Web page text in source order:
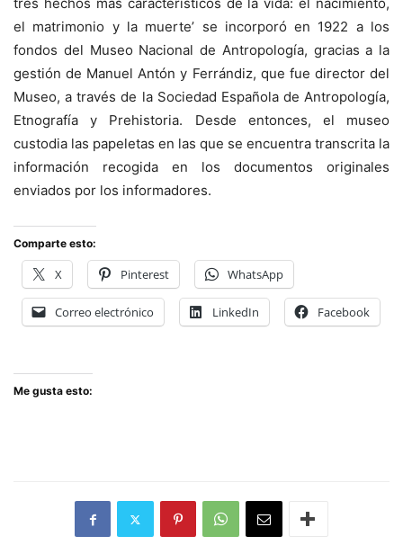
el matrimonio y la muerte’ se incorporó en 1922 a los
fondos del Museo Nacional de Antropología, gracias a la
gestión de Manuel Antón y Ferrándiz, que fue director del
Museo, a través de la Sociedad Española de Antropología,
Etnografía y Prehistoria. Desde entonces, el museo
custodia las papeletas en las que se encuentra transcrita la
información recogida en los documentos originales
enviados por los informadores.
Comparte esto:
X Pinterest WhatsApp
Correo electrónico LinkedIn Facebook
Me gusta esto: